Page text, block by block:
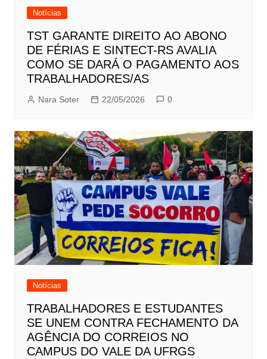
Notícias
TST GARANTE DIREITO AO ABONO
DE FÉRIAS E SINTECT-RS AVALIA
COMO SE DARÁ O PAGAMENTO AOS
TRABALHADORES/AS
Nara Soter 22/05/2026 0
Notícias
TRABALHADORES E ESTUDANTES
SE UNEM CONTRA FECHAMENTO DA
AGÊNCIA DO CORREIOS NO
CAMPUS DO VALE DA UFRGS